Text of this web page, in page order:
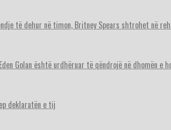
të dehur në timon, Britney Spears shtrohet në
Golan është urdhëruar të qëndrojë në dhomën
deklaratën e tij